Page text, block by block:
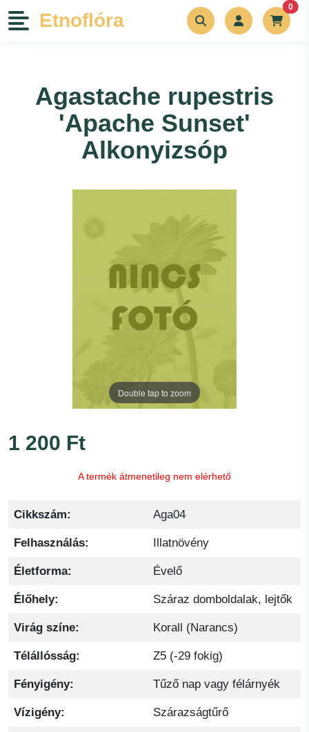
Etnoflóra
Szerszámok
Bemutatkozás
Kapcsolat
Rólunk írták
0
Agastache rupestris
'Apache Sunset'
Alkonyizsóp
Double tap to zoom
1 200 Ft
A termék átmenetileg nem elérhető
Cikkszám: Aga04
Felhasználás: Illatnövény
Életforma: Évelő
Élőhely: Száraz domboldalak, lejtők
Virág színe: Korall (Narancs)
Télállósság: Z5 (-29 fokig)
Fényigény: Tűző nap vagy félárnyék
Vízigény: Szárazságtűrő